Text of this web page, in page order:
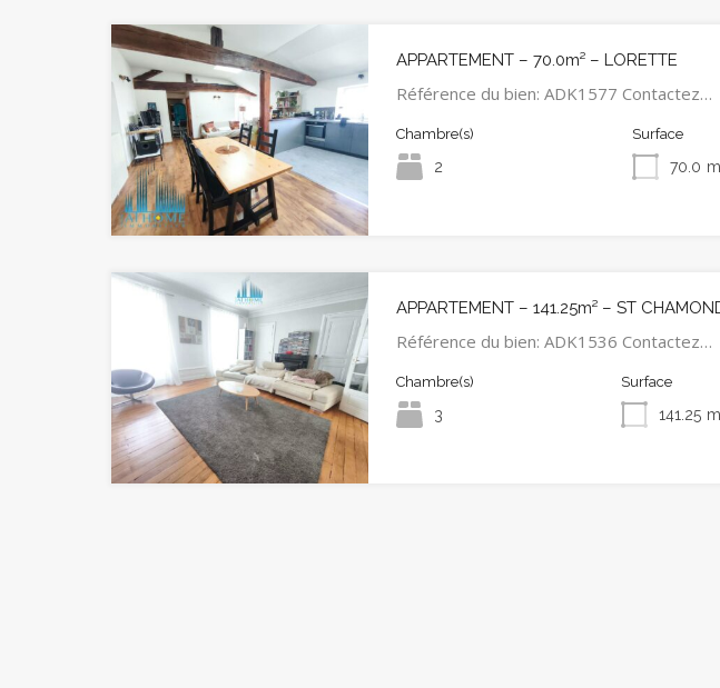
APPARTEMENT – 70.0m² – LORETTE
Référence du bien: ADK1577 Contactez…
Chambre(s)
2
Surface
70.0
APPARTEMENT – 141.25m² – ST
Référence du bien: ADK1536 Contactez…
Chambre(s)
3
Surface
141.25